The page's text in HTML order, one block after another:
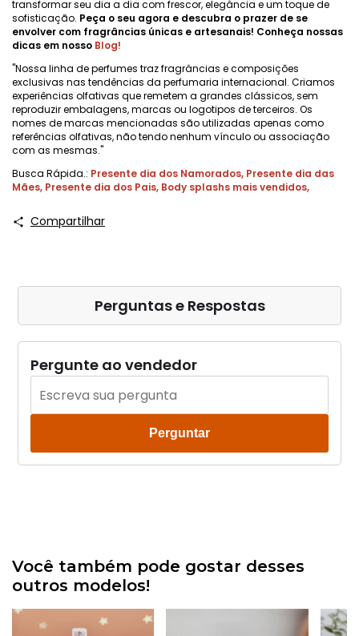
transformar seu dia a dia com frescor, elegância e um toque de
sofisticação. Peça o seu agora e descubra o prazer de se
envolver com fragrâncias únicas e artesanais! Conheça nossas
dicas em nosso Blog!
"Nossa linha de perfumes traz fragrâncias e composições
exclusivas nas tendências da perfumaria internacional. Criamos
experiências olfativas que remetem a grandes clássicos, sem
reproduzir embalagens, marcas ou logotipos de terceiros. Os
nomes de marcas mencionadas são utilizadas apenas como
referências olfativas, não tendo nenhum vínculo ou associação
com as mesmas."
Busca Rápida.: Presente dia dos Namorados, Presente dia das
Mães, Presente dia dos Pais, Body splashs mais vendidos,
Compartilhar
Perguntas e Respostas
Pergunte ao vendedor
Perguntar
Você também pode gostar desses
outros modelos!